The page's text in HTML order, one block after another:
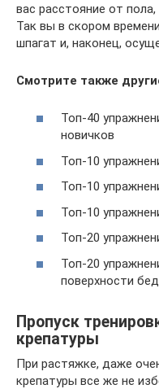
вас расстояние от
Так вы в скором
шпагат и, наконец,
Смотрите также
Топ-40
новичков
Топ-10
Топ-10
Топ-10
Топ-20
Топ-20
поверхности
Пропуск
крепатуры
При растяжке, даже
крепатуры все же не